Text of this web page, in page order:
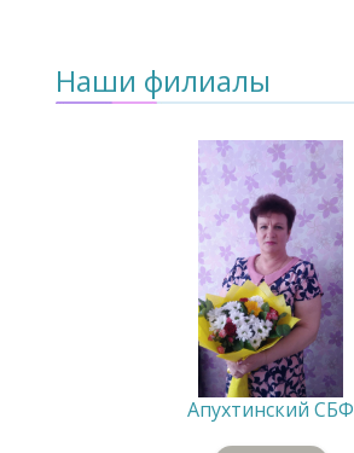
Наши филиалы
Апухтинский СБФ